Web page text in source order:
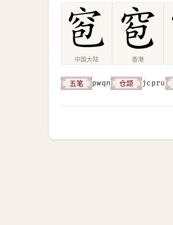
中国大陆 香港
五笔 pwqn 仓颉 jcpru